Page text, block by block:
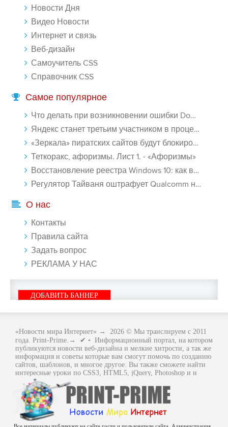
Новости Дня
Видео Новости
Интернет и связь
Веб-дизайн
Самоучитель CSS
Справочник CSS
Самое популярное
Что делать при возникновении ошибки Download interrupted в Chrome - «Windows»
Яндекс станет третьим участником в процессе ФАС против Google - «Интернет»
«Зеркала» пиратских сайтов будут блокироваться! - «Интернет»
Теткоракс, афоризмы. Лист 1. - «Афоризмы»
Восстановление реестра Windows 10: как восстановить реестр Виндовс 10 - «Windows»
Регулятор Тайваня оштрафует Qualcomm на $774 млн - «Новости сети»
О нас
Контакты
Правила сайта
Задать вопрос
РЕКЛАМА У НАС
ДОБАВИТЬ БАННЕР
«Новости мира Интернет» → 2026 © Мы транслируем с 2011
года. Print-Prime.→ ✔ • Информационный портал, на котором
публикуются новости веб-дизайна и мелкие хитрости, а так же
информация и советы которые вам смогут помочь по созданию
сайтов, шаблонов, и многое другое. Вы также сможете найти
интересные уроки по CSS3, HTML5, jQuery, Photoshop и и
многое другое, интересное, с интернет мира. Вся информация
размещенная на сайте предназначена исключительно в
ознакомительных целях и ошибки в учении не кто не отменял
.. Как говориться - "Не бойся, когда не знаешь: страшно, когда
знать не хочется.